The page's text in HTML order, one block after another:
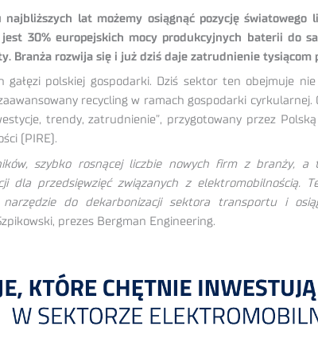
lat możemy osiągnąć pozycję światowego
30% europejskich mocy produkcyjnych baterii do
Branża rozwija się i już dziś daje zatrudnienie tysiącom
polskiej gospodarki. Dziś sektor ten obejmuje
recycling w ramach gospodarki
trendy, zatrudnienie”, przygotowany przez
(PIRE).
szybko rosnącej liczbie nowych firm z branży,
dla przedsięwzięć związanych z elektromobilnością.
do dekarbonizacji sektora transportu i
prezes Bergman Engineering.